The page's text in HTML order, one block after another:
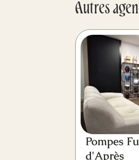
Autres
Pompes
d'Après